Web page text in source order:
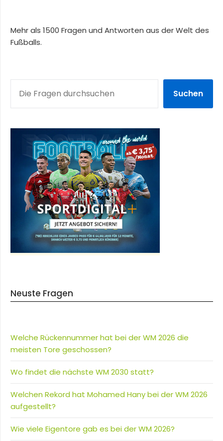
Mehr als 1500 Fragen und Antworten aus der Welt des
Fußballs.
Suchen
Neuste Fragen
Welche Rückennummer hat bei der WM 2026 die
meisten Tore geschossen?
Wo findet die nächste WM 2030 statt?
Welchen Rekord hat Mohamed Hany bei der WM 2026
aufgestellt?
Wie viele Eigentore gab es bei der WM 2026?